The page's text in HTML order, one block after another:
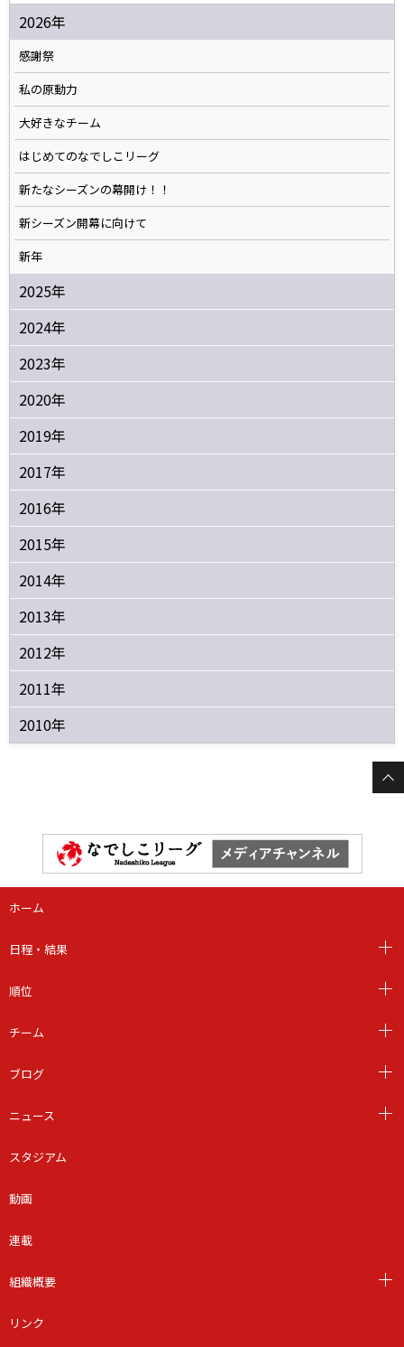
2026年
感謝祭
私の原動力
大好きなチーム
はじめてのなでしこリーグ
新たなシーズンの幕開け！！
新シーズン開幕に向けて
新年
2025年
2024年
2023年
2020年
2019年
2017年
2016年
2015年
2014年
2013年
2012年
2011年
2010年
ホーム
日程・結果
順位
チーム
ブログ
ニュース
スタジアム
動画
連載
組織概要
リンク